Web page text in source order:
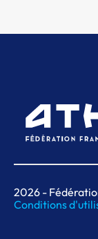
2026 -
Conditions